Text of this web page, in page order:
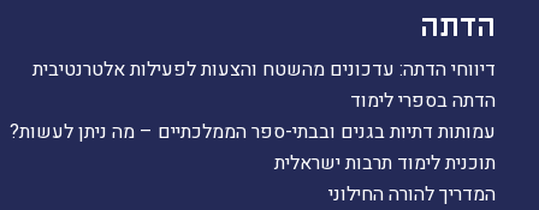
הדתה
דיווחי הדתה: עדכונים מהשטח והצעות לפעילות אלטרנטיבית
הדתה בספרי לימוד
עמותות דתיות בגנים ובבתי-ספר הממלכתיים – מה ניתן לעשות?
תוכנית לימוד תרבות ישראלית
המדריך להורה החילוני